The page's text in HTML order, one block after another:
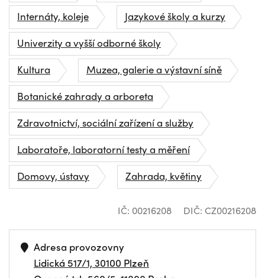
Internáty, koleje
Jazykové školy a kurzy
Univerzity a vyšší odborné školy
Kultura
Muzea, galerie a výstavní síně
Botanické zahrady a arboreta
Zdravotnictví, sociální zařízení a služby
Laboratoře, laboratorní testy a měření
Domovy, ústavy
Zahrada, květiny
IČ: 00216208 DIČ: CZ00216208
Adresa provozovny
Lidická 517/1, 30100 Plzeň